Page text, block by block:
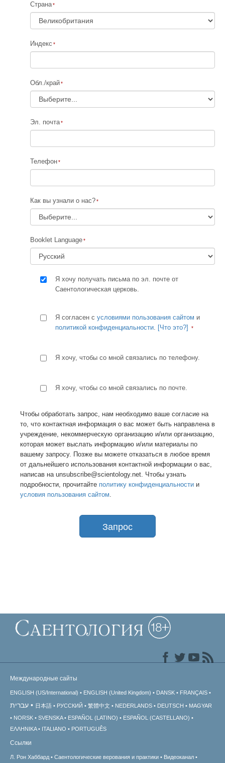
Страна
Индекс
Обл./край
Эл. почта
Телефон
Как вы узнали о нас?
Booklet Language
Я хочу получать письма по эл. почте от
Саентологическая церковь.
Я согласен с условиями пользования сайтом и
политикой конфиденциальности. [Что это?]
Я хочу, чтобы со мной связались по телефону.
Я хочу, чтобы со мной связались по почте.
Чтобы обработать запрос, нам необходимо ваше согласие на
то, что контактная информация о вас может быть направлена в
учреждение, некоммерческую организацию и/или организацию,
которая может выслать информацию и/или материалы по
вашему запросу. Позже вы можете отказаться в любое время
от дальнейшего использования контактной информации о вас,
написав на unsubscribe@scientology.net. Чтобы узнать
подробности, прочитайте политику конфиденциальности и
условия пользования сайтом.
Запрос
Международные сайты
ENGLISH (US/International) ENGLISH (United Kingdom) DANSK FRANÇAIS
עברית 日本語 РУССКИЙ 繁體中文 NEDERLANDS DEUTSCH
MAGYAR
NORSK
SVENSKA ESPAÑOL (LATINO)
ESPAÑOL (CASTELLANO)
ΕΛΛΗΝΙΚA
ITALIANO PORTUGUÊS
Ссылки
Л. Рон Хаббард Саентологические верования и практики Видеоканал